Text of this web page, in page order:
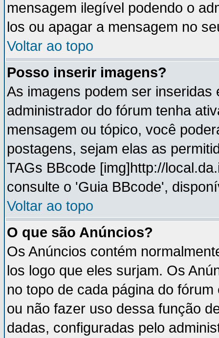
mensagem ilegível podendo o
los ou apagar a mensagem no
Voltar ao topo
Posso inserir imagens?
As imagens podem ser
administrador do fórum tenha
mensagem ou tópico, você
postagens, sejam elas as
TAGs BBcode [img]http://
consulte o 'Guia BBcode',
Voltar ao topo
O que são Anúncios?
Os Anúncios contém
los logo que eles surjam. Os
no topo de cada página do
ou não fazer uso dessa função
dadas, configuradas pelo